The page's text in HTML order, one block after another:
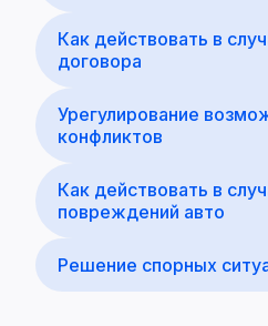
Как действовать в
договора
Урегулирование
конфликтов
Как действовать в
повреждений авто
Решение спорных